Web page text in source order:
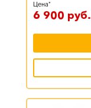
Цена*
6 900 руб.